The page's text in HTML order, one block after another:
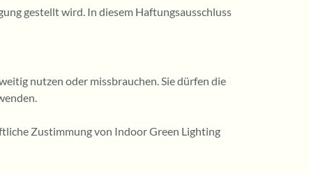
gestellt wird. In diesem Haftungsausschluss
nutzen oder missbrauchen. Sie dürfen die
Zustimmung von Indoor Green Lighting